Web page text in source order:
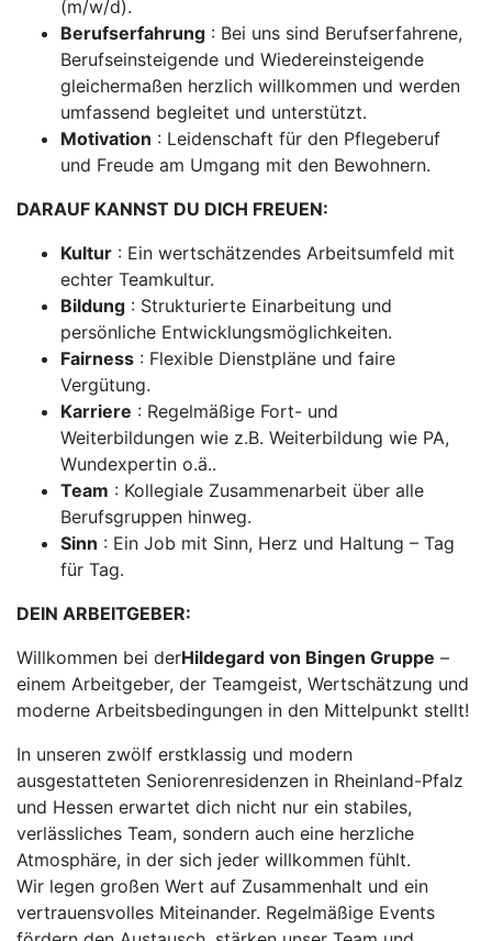
(m/w/d).
Berufserfahrung : Bei uns sind Berufserfahrene,
Berufseinsteigende und Wiedereinsteigende
gleichermaßen herzlich willkommen und werden
umfassend begleitet und unterstützt.
Motivation : Leidenschaft für den Pflegeberuf
und Freude am Umgang mit den Bewohnern.
DARAUF KANNST DU DICH FREUEN:
Kultur : Ein wertschätzendes Arbeitsumfeld mit
echter Teamkultur.
Bildung : Strukturierte Einarbeitung und
persönliche Entwicklungsmöglichkeiten.
Fairness : Flexible Dienstpläne und faire
Vergütung.
Karriere : Regelmäßige Fort- und
Weiterbildungen wie z.B. Weiterbildung wie PA,
Wundexpertin o.ä..
Team : Kollegiale Zusammenarbeit über alle
Berufsgruppen hinweg.
Sinn : Ein Job mit Sinn, Herz und Haltung – Tag
für Tag.
DEIN ARBEITGEBER:
Willkommen bei derHildegard von Bingen Gruppe –
einem Arbeitgeber, der Teamgeist, Wertschätzung und
moderne Arbeitsbedingungen in den Mittelpunkt stellt!
In unseren zwölf erstklassig und modern
ausgestatteten Seniorenresidenzen in Rheinland-Pfalz
und Hessen erwartet dich nicht nur ein stabiles,
verlässliches Team, sondern auch eine herzliche
Atmosphäre, in der sich jeder willkommen fühlt.
Wir legen großen Wert auf Zusammenhalt und ein
vertrauensvolles Miteinander. Regelmäßige Events